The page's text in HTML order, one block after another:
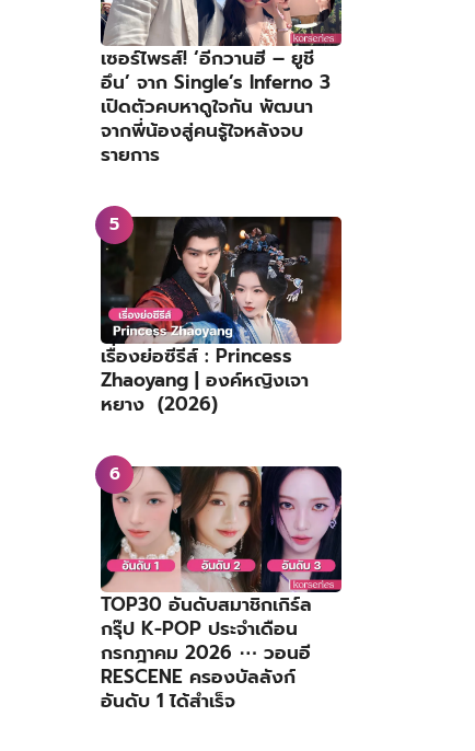
เซอร์ไพรส์! ‘อีกวานฮี – ยูชี
อึน’ จาก Single’s Inferno 3
เปิดตัวคบหาดูใจกัน พัฒนา
จากพี่น้องสู่คนรู้ใจหลังจบ
รายการ
เรื่องย่อซีรีส์ : Princess
Zhaoyang | องค์หญิงเจา
หยาง (2026)
TOP30 อันดับสมาชิกเกิร์ล
กรุ๊ป K-POP ประจำเดือน
กรกฎาคม 2026 ⋯ วอนอี
RESCENE ครองบัลลังก์
อันดับ 1 ได้สำเร็จ